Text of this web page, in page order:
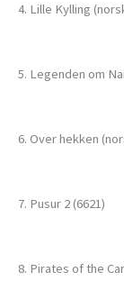
4. Lille Kylling
5. Legenden om
6. Over hekken
7. Pusur 2 (6621)
8. Pirates of the